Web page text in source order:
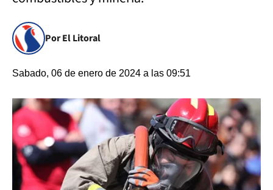
Por El Litoral
Sabado, 06 de enero de 2024 a las 09:51